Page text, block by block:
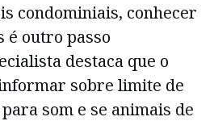
condominiais, conhecer
é outro passo
destaca que o
sobre limite de
som e se animais de